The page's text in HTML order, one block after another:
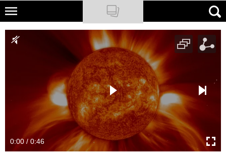
Skip
main
NATIONAL GEOGRAPHIC
Newsletter
Cuda Polski
0:00 / 0:46